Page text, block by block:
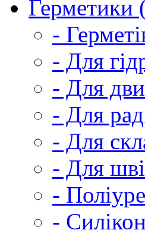
Герметики
-
- Для
- Для
- Для
- Для
- Для
-
-